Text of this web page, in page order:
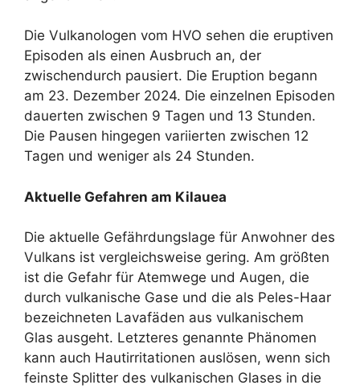
Die Vulkanologen vom HVO sehen die eruptiven
Episoden als einen Ausbruch an, der
zwischendurch pausiert. Die Eruption begann
am 23. Dezember 2024. Die einzelnen Episoden
dauerten zwischen 9 Tagen und 13 Stunden.
Die Pausen hingegen variierten zwischen 12
Tagen und weniger als 24 Stunden.
Aktuelle Gefahren am Kilauea
Die aktuelle Gefährdungslage für Anwohner des
Vulkans ist vergleichsweise gering. Am größten
ist die Gefahr für Atemwege und Augen, die
durch vulkanische Gase und die als Peles-Haar
bezeichneten Lavafäden aus vulkanischem
Glas ausgeht. Letzteres genannte Phänomen
kann auch Hautirritationen auslösen, wenn sich
feinste Splitter des vulkanischen Glases in die